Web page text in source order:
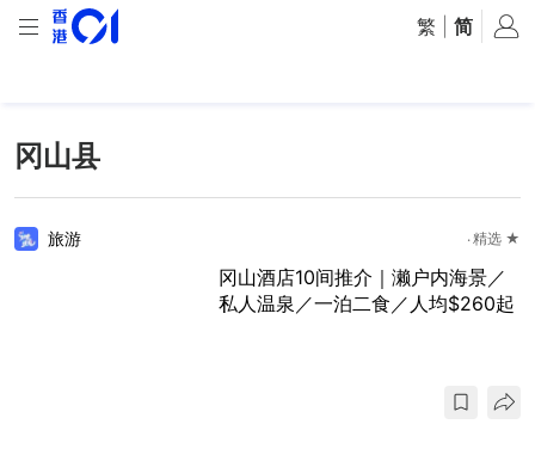
繁 简
冈山县
旅游 精选 ★
冈山酒店10间推介｜濑户内海景／
私人温泉／一泊二食／人均$260起